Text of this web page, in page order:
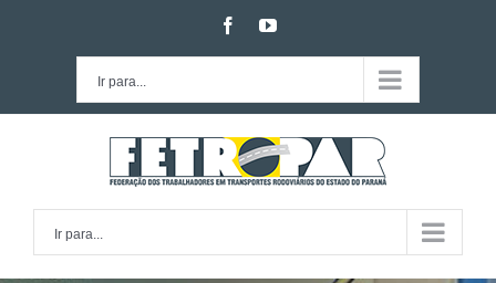
facebookyoutube
Ir para...
Ir para...